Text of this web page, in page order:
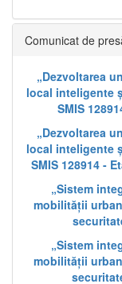
Comunicat de
„Dezvoltarea
local inteligente
SMIS
„Dezvoltarea
local inteligente
SMIS 128914 -
„Sistem
mobilității
„Sistem
mobilității